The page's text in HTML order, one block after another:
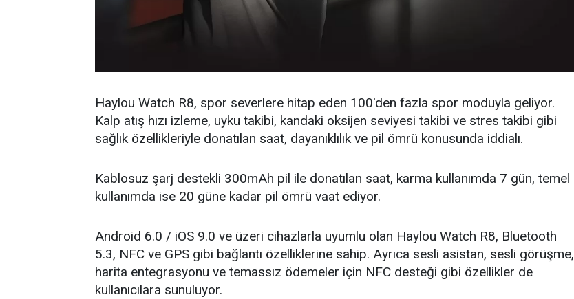
Haylou Watch R8, spor severlere hitap eden 100'den fazla spor moduyla geliyor.
Kalp atış hızı izleme, uyku takibi, kandaki oksijen seviyesi takibi ve stres takibi gibi
sağlık özellikleriyle donatılan saat, dayanıklılık ve pil ömrü konusunda iddialı.
Kablosuz şarj destekli 300mAh pil ile donatılan saat, karma kullanımda 7 gün, temel
kullanımda ise 20 güne kadar pil ömrü vaat ediyor.
Android 6.0 / iOS 9.0 ve üzeri cihazlarla uyumlu olan Haylou Watch R8, Bluetooth
5.3, NFC ve GPS gibi bağlantı özelliklerine sahip. Ayrıca sesli asistan, sesli görüşme,
harita entegrasyonu ve temassız ödemeler için NFC desteği gibi özellikler de
kullanıcılara sunuluyor.